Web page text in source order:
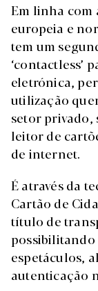
Em linha com
europeia e
tem um
‘contactless’
eletrónica,
utilização
setor privado,
leitor de
de internet.
É através da
Cartão de
título de
possibilitando
espetáculos,
autenticação